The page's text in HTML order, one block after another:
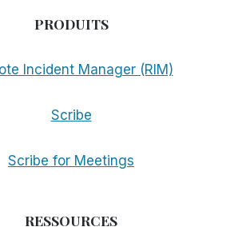
PRODUITS
Incident Manager (RIM)
Scribe
Scribe for Meetings
RESSOURCES